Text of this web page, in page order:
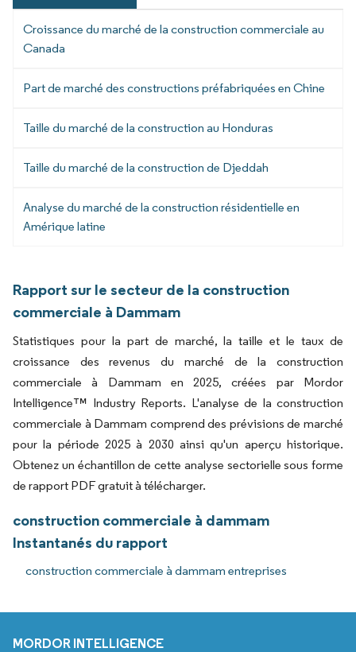
Croissance du marché de la construction commerciale au
Canada
Part de marché des constructions préfabriquées en Chine
Taille du marché de la construction au Honduras
Taille du marché de la construction de Djeddah
Analyse du marché de la construction résidentielle en
Amérique latine
Rapport sur le secteur de la construction
commerciale à Dammam
Statistiques pour la part de marché, la taille et le taux de
croissance des revenus du marché de la construction
commerciale à Dammam en 2025, créées par Mordor
Intelligence™ Industry Reports. L'analyse de la construction
commerciale à Dammam comprend des prévisions de marché
pour la période 2025 à 2030 ainsi qu'un aperçu historique.
Obtenez un échantillon de cette analyse sectorielle sous forme
de rapport PDF gratuit à télécharger.
construction commerciale à dammam
Instantanés du rapport
construction commerciale à dammam entreprises
MORDOR INTELLIGENCE